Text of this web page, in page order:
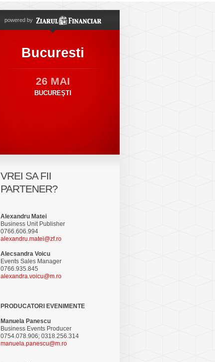
powered by
Bucuresti
26 MAI
BUCUREŞTI
VREI SA FII
PARTENER?
Alexandru Matei
Business Unit Publisher
0766.606.994
alexandru.matei@zf.ro
Alecsandra Voicu
Events Sales Manager
0766.935.845
alexandra.voicu@m.ro
PRODUCATORI EVENIMENTE
Manuela Panescu
Business Events Producer
0754.078.906; 0318.256.314
manuela.panescu@m.ro